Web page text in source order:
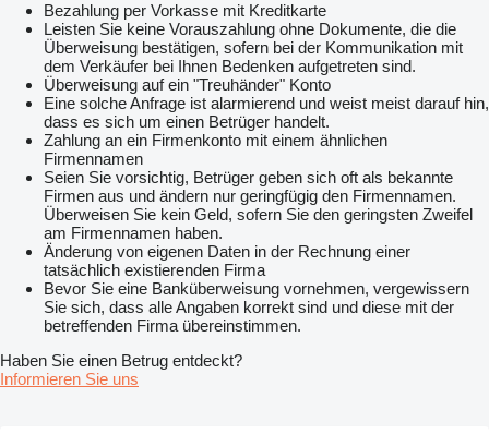
Bezahlung per Vorkasse mit Kreditkarte
Leisten Sie keine Vorauszahlung ohne Dokumente, die die
Überweisung bestätigen, sofern bei der Kommunikation mit
dem Verkäufer bei Ihnen Bedenken aufgetreten sind.
Überweisung auf ein "Treuhänder" Konto
Eine solche Anfrage ist alarmierend und weist meist darauf hin,
dass es sich um einen Betrüger handelt.
Zahlung an ein Firmenkonto mit einem ähnlichen
Firmennamen
Seien Sie vorsichtig, Betrüger geben sich oft als bekannte
Firmen aus und ändern nur geringfügig den Firmennamen.
Überweisen Sie kein Geld, sofern Sie den geringsten Zweifel
am Firmennamen haben.
Änderung von eigenen Daten in der Rechnung einer
tatsächlich existierenden Firma
Bevor Sie eine Banküberweisung vornehmen, vergewissern
Sie sich, dass alle Angaben korrekt sind und diese mit der
betreffenden Firma übereinstimmen.
Haben Sie einen Betrug entdeckt?
Informieren Sie uns